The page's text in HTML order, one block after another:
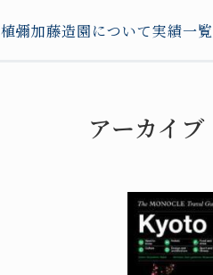
植彌加藤造園について実績一覧
アーカイブ